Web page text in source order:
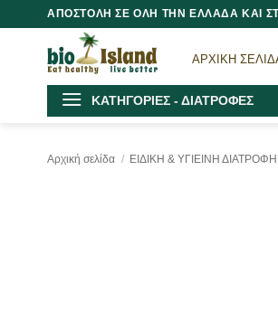
Μετάβαση
στο
περιεχόμενο
ΑΠΟΣΤΟΛΗ ΣΕ ΟΛΗ ΤΗΝ ΕΛΛΑΔΑ ΚΑΙ
ΑΡΧΙΚΗ
ΚΑΤΗΓΟΡΙΕΣ - ΔΙΑΤΡΟΦΕΣ
Αρχική σελίδα / ΕΙΔΙΚΗ & ΥΓΙΕΙΝΗ ΔΙΑΤΡΟΦΗ